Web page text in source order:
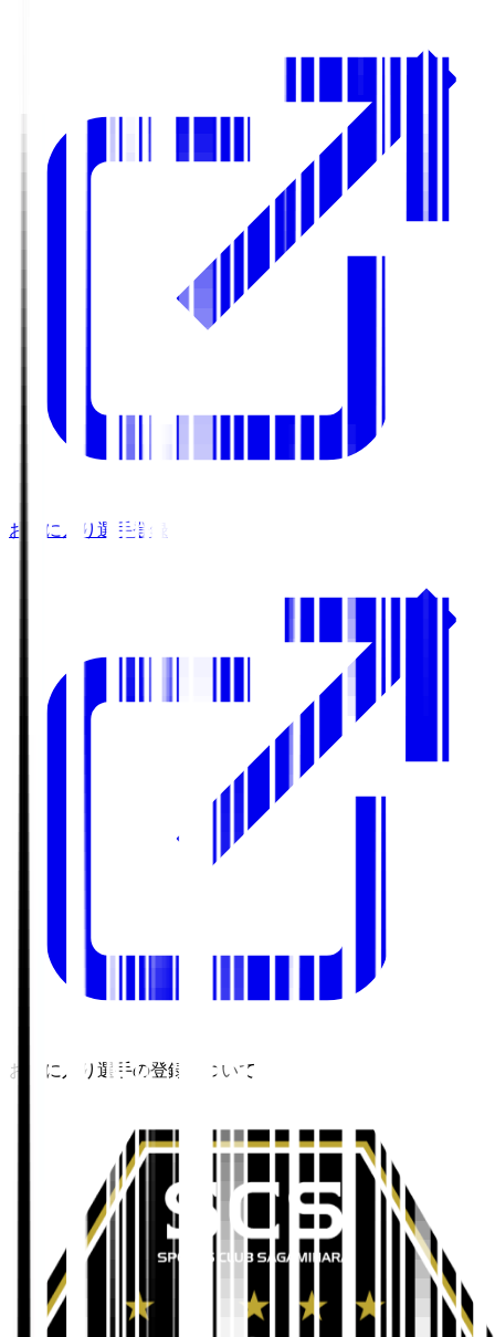
お気に入り選手登録
お気に入り選手の登録について